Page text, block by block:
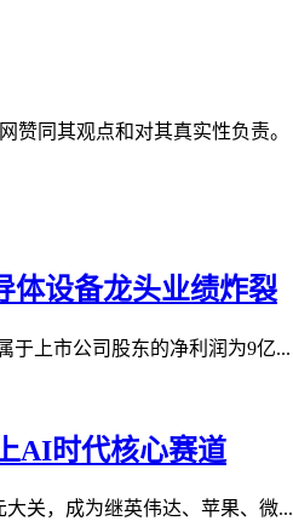
赞同其观点和对其真实性负责。
体设备龙头业绩炸裂
于上市公司股东的净利润为9亿...
AI时代核心赛道
关，成为继英伟达、苹果、微...